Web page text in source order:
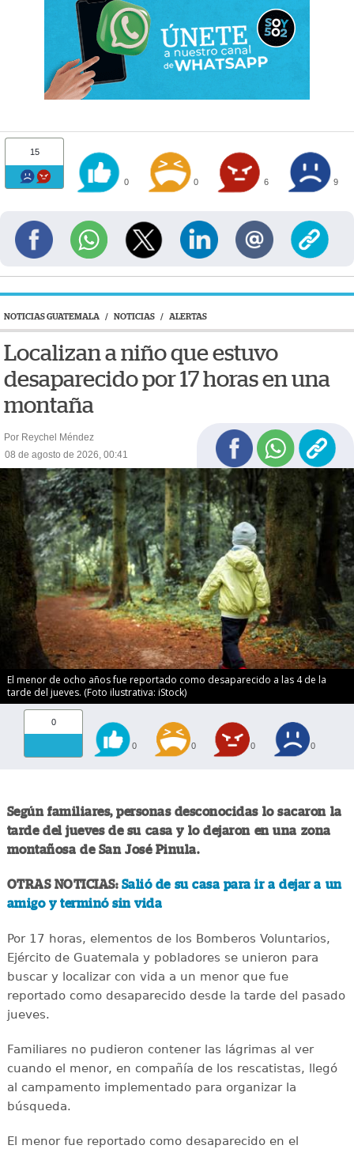
15
0 0 6 9
NOTICIAS GUATEMALA / NOTICIAS / ALERTAS
Localizan a niño que estuvo
desaparecido por 17 horas en una
montaña
Por Reychel Méndez
08 de agosto de 2026, 00:41
El menor de ocho años fue reportado como desaparecido a las 4 de la
tarde del jueves. (Foto ilustrativa: iStock)
0
0 0 0 0
Según familiares, personas desconocidas lo sacaron la
tarde del jueves de su casa y lo dejaron en una zona
montañosa de San José Pinula.
OTRAS NOTICIAS: Salió de su casa para ir a dejar a un
amigo y terminó sin vida
Por 17 horas, elementos de los Bomberos Voluntarios,
Ejército de Guatemala y pobladores se unieron para
buscar y localizar con vida a un menor que fue
reportado como desaparecido desde la tarde del pasado
jueves.
Familiares no pudieron contener las lágrimas al ver
cuando el menor, en compañía de los rescatistas, llegó
al campamento implementado para organizar la
búsqueda.
El menor fue reportado como desaparecido en el